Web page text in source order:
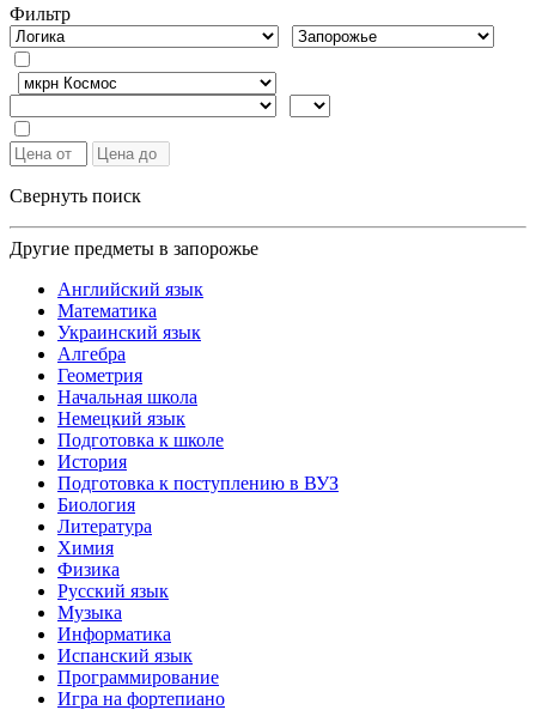
Фильтр
Свернуть поиск
Другие предметы в запорожье
Английский язык
Математика
Украинский язык
Алгебра
Геометрия
Начальная школа
Немецкий язык
Подготовка к школе
История
Подготовка к поступлению в ВУЗ
Биология
Литература
Химия
Физика
Русский язык
Музыка
Информатика
Испанский язык
Программирование
Игра на фортепиано